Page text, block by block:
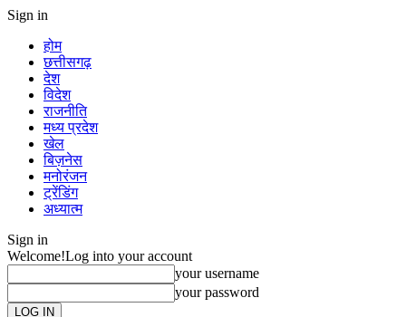
Sign in
होम
छत्तीसगढ़
देश
विदेश
राजनीति
मध्य प्रदेश
खेल
बिज़नेस
मनोरंजन
ट्रेंडिंग
अध्यात्म
Sign in
Welcome!Log into your account
your username
your password